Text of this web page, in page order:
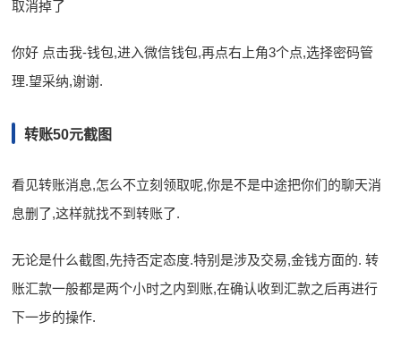
取消掉了
你好 点击我-钱包,进入微信钱包,再点右上角3个点,选择密码管
理.望采纳,谢谢.
转账50元截图
看见转账消息,怎么不立刻领取呢,你是不是中途把你们的聊天消
息删了,这样就找不到转账了.
无论是什么截图,先持否定态度.特别是涉及交易,金钱方面的. 转
账汇款一般都是两个小时之内到账,在确认收到汇款之后再进行
下一步的操作.